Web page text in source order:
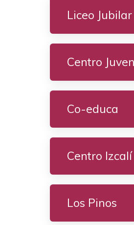
Liceo Jubilar
Centro
Co-educa
Centro Izcalí
Los Pinos